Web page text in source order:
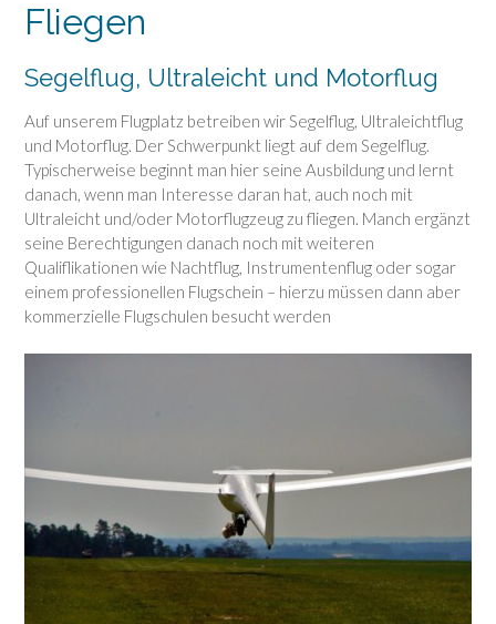
Fliegen
Segelflug, Ultraleicht und Motorflug
Auf unserem Flugplatz betreiben wir Segelflug, Ultraleichtflug
und Motorflug. Der Schwerpunkt liegt auf dem Segelflug.
Typischerweise beginnt man hier seine Ausbildung und lernt
danach, wenn man Interesse daran hat, auch noch mit
Ultraleicht und/oder Motorflugzeug zu fliegen. Manch ergänzt
seine Berechtigungen danach noch mit weiteren
Qualiflikationen wie Nachtflug, Instrumentenflug oder sogar
einem professionellen Flugschein – hierzu müssen dann aber
kommerzielle Flugschulen besucht werden